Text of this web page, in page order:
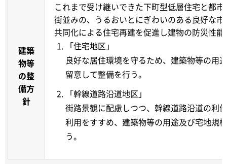
建築
物等
の整
備方
針
これまで受け継いできた下町型低層住宅と都
街並みの、うるおいとにぎわいのある良好な
共同化による住宅再建を促進し建物の防災性
「住宅地区」
良好な居住環境を守るため、建築物等の用
留意して整備を行う。
「幹線道路沿道地区」
街路景観に配慮しつつ、幹線道路沿道の利
利用をすすめ、建築物等の用途及び宅地規
う。